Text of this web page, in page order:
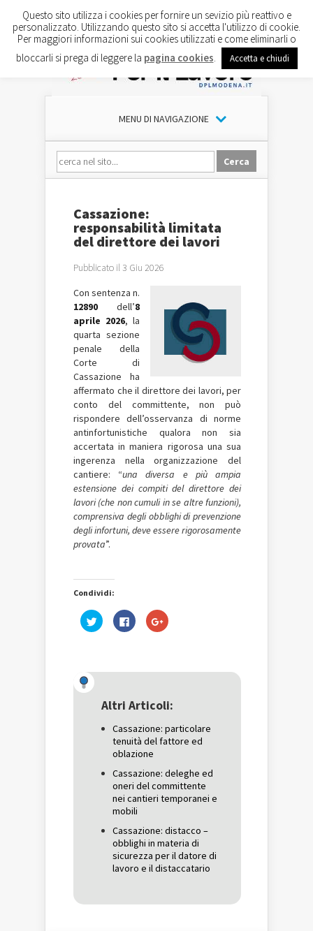
MENU DI NAVIGAZIONE
Cassazione:
responsabilità limitata
del direttore dei lavori
Pubblicato il 3 Giu 2026
Con sentenza n.
12890 dell’8
aprile 2026, la
quarta sezione
penale della
Corte di
Cassazione ha
affermato che il direttore dei lavori, per
conto del committente, non può
rispondere dell’osservanza di norme
antinfortunistiche qualora non sia
accertata in maniera rigorosa una sua
ingerenza nella organizzazione del
cantiere: “una diversa e più ampia
estensione dei compiti del direttore dei
lavori (che non cumuli in se altre funzioni),
comprensiva degli obblighi di prevenzione
degli infortuni, deve essere rigorosamente
provata”.
Condividi:
Fai
clic
una
nuova
Fai
clic
nuova
finestra)
Fai
clic
una
nuova
Altri Articoli:
Cassazione: particolare
tenuità del fattore ed
oblazione
Cassazione: deleghe ed
oneri del committente
nei cantieri temporanei e
mobili
Cassazione: distacco –
obblighi in materia di
sicurezza per il datore di
lavoro e il distaccatario
Questo sito utilizza i cookies per fornire un sevizio più reattivo e
personalizzato. Utilizzando questo sito si accetta l'utilizzo di cookie.
Per maggiori informazioni sui cookies utilizzati e come eliminarli o
bloccarli si prega di leggere la pagina cookies Accetta e chiudi